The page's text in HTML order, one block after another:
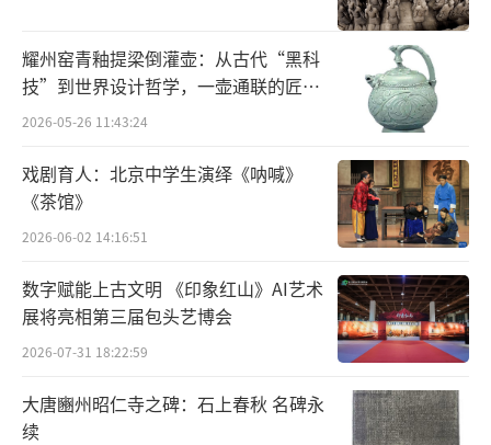
美……”说起昆曲之美，54岁的昆山玉山镇人
金长英如数家珍。金长英回忆，小时候看一场
昆曲，常常要跑到几十公里外的苏州老城区，
而现在只要坐两站地铁，就可以到昆山梁辰鱼
昆曲剧场里一饱眼福。戏曲百戏（昆山）盛典
从2018年开始举办，全国300多个剧种以及木
偶剧、皮影戏在昆山实现“大团圆”，让戏迷
们过足戏瘾。“在家门口就能看到这么多好
戏，真是大开眼界。”看戏之余，金长英跟着
民间戏曲演员学唱戏。昆曲太难，就从简单的
剧种学起，行头都是自己买。1000多元一套的
水袖服装，她买了好几套。
耀州窑青釉提梁倒灌壶：从古代“黑科
技”到世界设计哲学，一壶通联的匠心
宇宙
2026-05-26 11:43:24
戏剧育人：北京中学生演绎《呐喊》
《茶馆》
2026-06-02 14:16:51
数字赋能上古文明 《印象红山》AI艺术
展将亮相第三届包头艺博会
2026-07-31 18:22:59
大唐豳州昭仁寺之碑：石上春秋 名碑永
续